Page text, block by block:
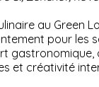
au Green
pour les
gastronomique,
et créativité